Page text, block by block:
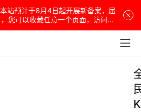
站预计于8月4日起开展新备案，届
您可以收藏任意一个页面，访问网
站！
K